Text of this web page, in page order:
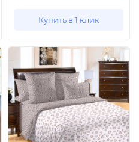
Купить в 1 клик